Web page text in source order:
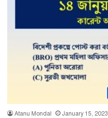
Atanu Mondal January 15, 2023